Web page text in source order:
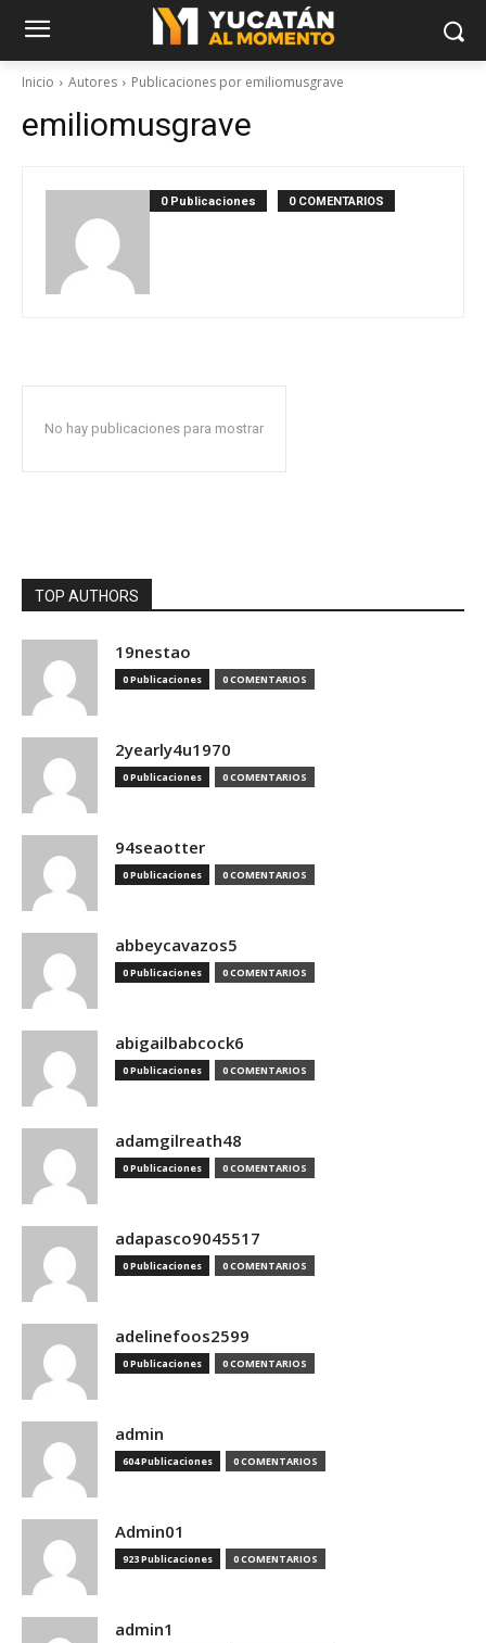
Inicio Autores Publicaciones por emiliomusgrave
emiliomusgrave
0 Publicaciones 0 COMENTARIOS
No hay publicaciones para mostrar
TOP AUTHORS
19nestao
0 Publicaciones 0 COMENTARIOS
2yearly4u1970
0 Publicaciones 0 COMENTARIOS
94seaotter
0 Publicaciones 0 COMENTARIOS
abbeycavazos5
0 Publicaciones 0 COMENTARIOS
abigailbabcock6
0 Publicaciones 0 COMENTARIOS
adamgilreath48
0 Publicaciones 0 COMENTARIOS
adapasco9045517
0 Publicaciones 0 COMENTARIOS
adelinefoos2599
0 Publicaciones 0 COMENTARIOS
admin
604 Publicaciones 0 COMENTARIOS
Admin01
923 Publicaciones 0 COMENTARIOS
admin1